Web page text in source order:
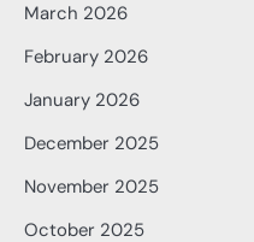
March 2026
February 2026
January 2026
December 2025
November 2025
October 2025